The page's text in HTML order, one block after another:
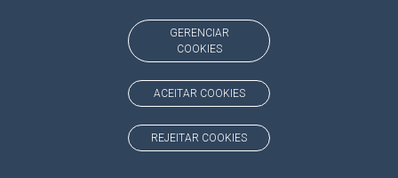
GERENCIAR
COOKIES
ACEITAR COOKIES
REJEITAR COOKIES
NÃO HÁ
PROCESSO(S) APENSADO(S):
TC/00006031/2021 PRESTAÇÃO DE CONTAS 2021